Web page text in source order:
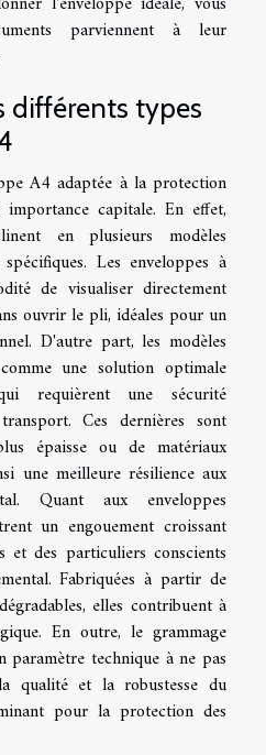
parviennent à leur
différents types
A4 adaptée à la protection
capitale. En effet,
en plusieurs modèles
Les enveloppes à
de visualiser directement
ouvrir le pli, idéales pour un
D'autre part, les modèles
une solution optimale
requièrent une sécurité
Ces dernières sont
épaisse ou de matériaux
une meilleure résilience aux
Quant aux enveloppes
un engouement croissant
des particuliers conscients
Fabriquées à partir de
elles contribuent à
En outre, le grammage
technique à ne pas
qualité et la robustesse du
pour la protection des